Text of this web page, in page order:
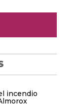
incendio